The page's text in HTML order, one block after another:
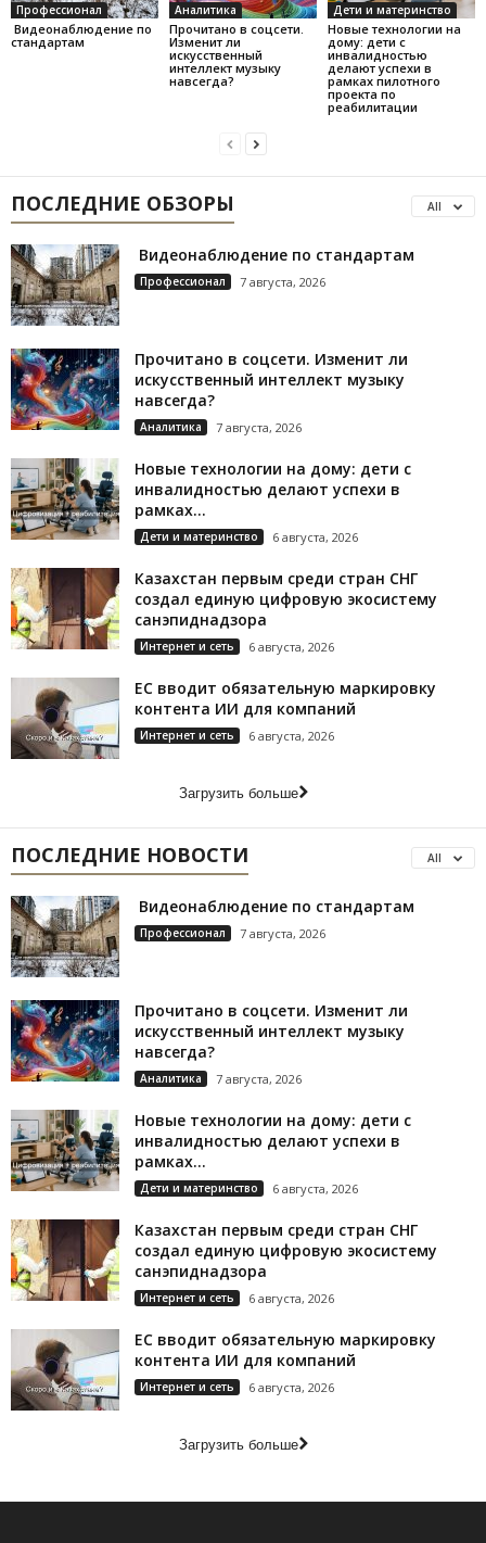
Профессионал
Видеонаблюдение по
стандартам
Аналитика
Прочитано в соцсети.
Изменит ли
искусственный
интеллект музыку
навсегда?
Дети и материнство
Новые технологии на
дому: дети с
инвалидностью
делают успехи в
рамках пилотного
проекта по
реабилитации
ПОСЛЕДНИЕ ОБЗОРЫ All
Видеонаблюдение по стандартам
Профессионал 7 августа, 2026
Прочитано в соцсети. Изменит ли
искусственный интеллект музыку
навсегда?
Аналитика 7 августа, 2026
Новые технологии на дому: дети с
инвалидностью делают успехи в
рамках...
Дети и материнство 6 августа, 2026
Казахстан первым среди стран СНГ
создал единую цифровую экосистему
санэпиднадзора
Интернет и сеть 6 августа, 2026
ЕС вводит обязательную маркировку
контента ИИ для компаний
Интернет и сеть 6 августа, 2026
Загрузить больше
ПОСЛЕДНИЕ НОВОСТИ All
Видеонаблюдение по стандартам
Профессионал 7 августа, 2026
Прочитано в соцсети. Изменит ли
искусственный интеллект музыку
навсегда?
Аналитика 7 августа, 2026
Новые технологии на дому: дети с
инвалидностью делают успехи в
рамках...
Дети и материнство 6 августа, 2026
Казахстан первым среди стран СНГ
создал единую цифровую экосистему
санэпиднадзора
Интернет и сеть 6 августа, 2026
ЕС вводит обязательную маркировку
контента ИИ для компаний
Интернет и сеть 6 августа, 2026
Загрузить больше